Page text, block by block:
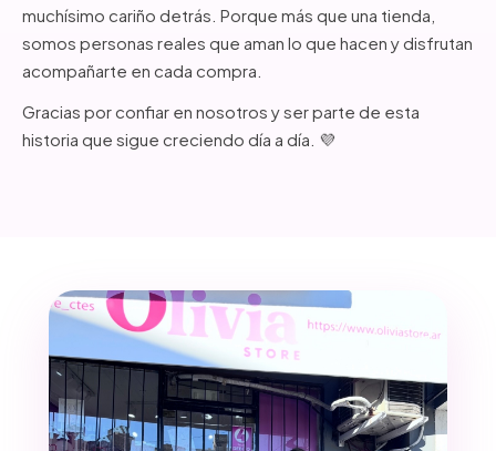
muchísimo cariño detrás. Porque más que una tienda,
somos personas reales que aman lo que hacen y disfrutan
acompañarte en cada compra.
Gracias por confiar en nosotros y ser parte de esta
historia que sigue creciendo día a día. 💜